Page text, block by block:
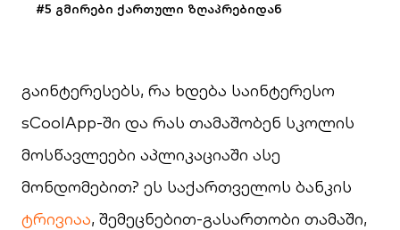
#5 გმირები ქართული ზღაპრებიდან
გაინტერესებს, რა ხდება საინტერესო
sCoolApp-ში და რას თამაშობენ სკოლის
მოსწავლეები აპლიკაციაში ასე
მონდომებით? ეს საქართველოს ბანკის
ტრივიაა, შემეცნებით-გასართობი თამაში,